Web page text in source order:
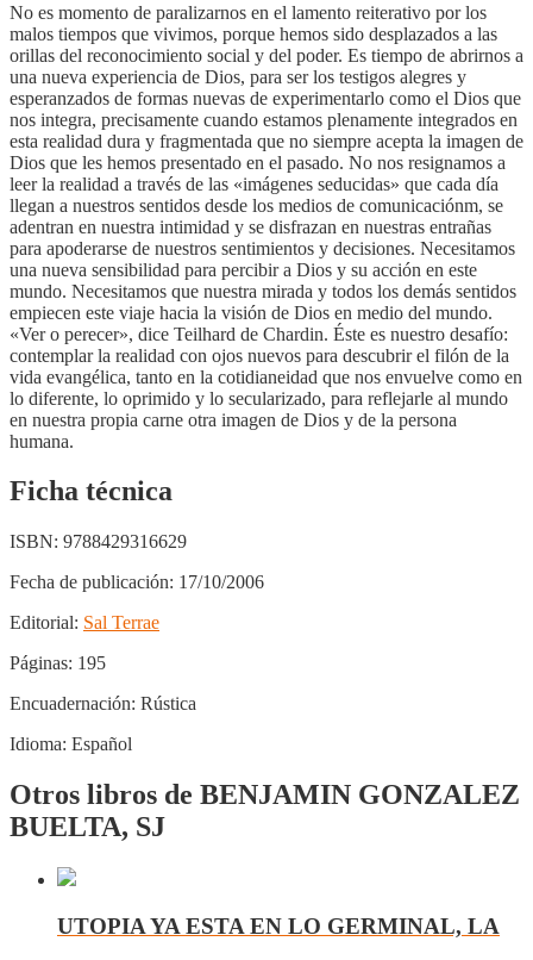
No es momento de paralizarnos en el lamento reiterativo por los
malos tiempos que vivimos, porque hemos sido desplazados a las
orillas del reconocimiento social y del poder. Es tiempo de abrirnos a
una nueva experiencia de Dios, para ser los testigos alegres y
esperanzados de formas nuevas de experimentarlo como el Dios que
nos integra, precisamente cuando estamos plenamente integrados en
esta realidad dura y fragmentada que no siempre acepta la imagen de
Dios que les hemos presentado en el pasado. No nos resignamos a
leer la realidad a través de las «imágenes seducidas» que cada día
llegan a nuestros sentidos desde los medios de comunicaciónm, se
adentran en nuestra intimidad y se disfrazan en nuestras entrañas
para apoderarse de nuestros sentimientos y decisiones. Necesitamos
una nueva sensibilidad para percibir a Dios y su acción en este
mundo. Necesitamos que nuestra mirada y todos los demás sentidos
empiecen este viaje hacia la visión de Dios en medio del mundo.
«Ver o perecer», dice Teilhard de Chardin. Éste es nuestro desafío:
contemplar la realidad con ojos nuevos para descubrir el filón de la
vida evangélica, tanto en la cotidianeidad que nos envuelve como en
lo diferente, lo oprimido y lo secularizado, para reflejarle al mundo
en nuestra propia carne otra imagen de Dios y de la persona
humana.
Ficha técnica
ISBN: 9788429316629
Fecha de publicación: 17/10/2006
Editorial: Sal Terrae
Páginas: 195
Encuadernación: Rústica
Idioma: Español
Otros libros de BENJAMIN GONZALEZ
BUELTA, SJ
UTOPIA YA ESTA EN LO GERMINAL, LA